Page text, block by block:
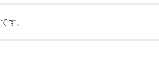
す。